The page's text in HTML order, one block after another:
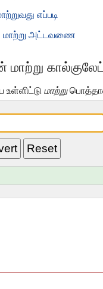
எப்படி
மாற்று அட்டவணை
உள்ளிட்டு மாற்று